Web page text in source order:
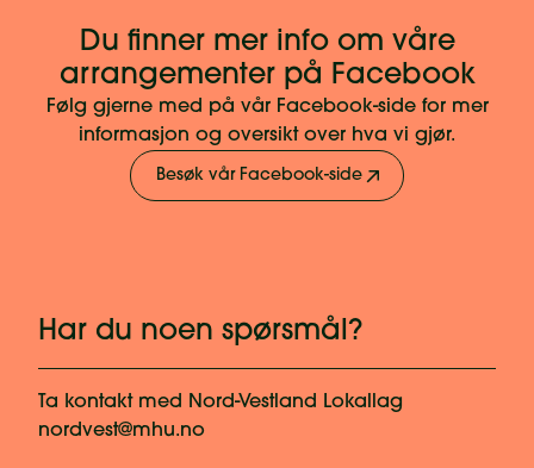
Du finner mer info om våre
arrangementer på Facebook
Følg gjerne med på vår Facebook-side for mer
informasjon og oversikt over hva vi gjør.
Besøk vår Facebook-side
Har du noen spørsmål?
Ta kontakt med Nord-Vestland Lokallag
nordvest@mhu.no